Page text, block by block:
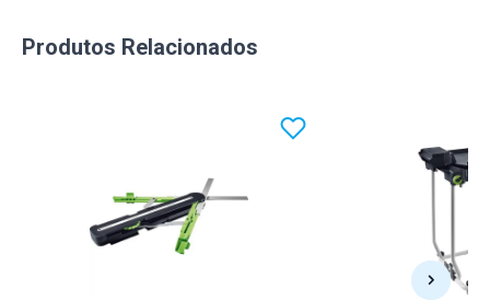
Produtos Relacionados